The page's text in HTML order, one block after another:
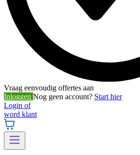
Vraag eenvoudig offertes aan
Inloggen Nog geen account? Start hier
Login of
word klant